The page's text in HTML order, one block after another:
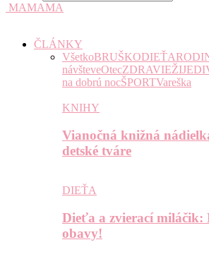
MAMAMA
ČLÁNKY
VšetkoBRUŠKODIEŤA
návšteveOtecZDRAVIEŽIJE
na dobrú nocŠPORTVareška
KNIHY
Vianočná knižná
detské tváre
DIEŤA
Dieťa a zvierací miláčik:
obavy!